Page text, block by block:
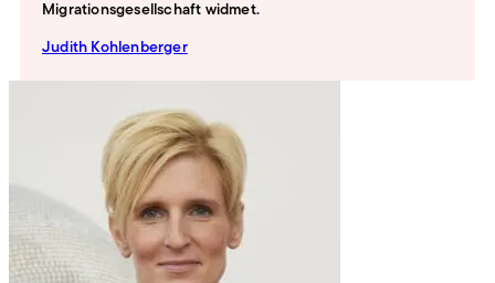
Migrationsgesellschaft widmet.
Judith Kohlenberger